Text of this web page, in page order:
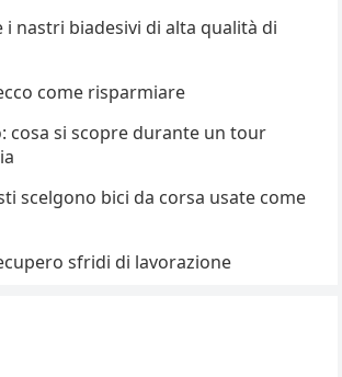
i nastri biadesivi di alta qualità di
come risparmiare
cosa si scopre durante un tour
scelgono bici da corsa usate come
sfridi di lavorazione